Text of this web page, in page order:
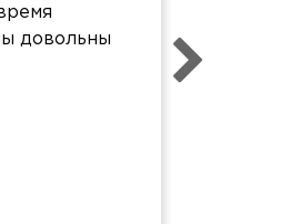
довольны